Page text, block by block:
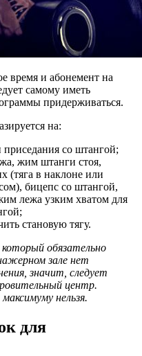
время и абонемент на
самому иметь
придерживаться.
на:
со штангой;
жим штанги стоя,
(тяга в наклоне или
бицепс со штангой,
лежа узким хватом для
становую тягу.
обязательно
зале нет
значит, следует
центр.
нельзя.
для